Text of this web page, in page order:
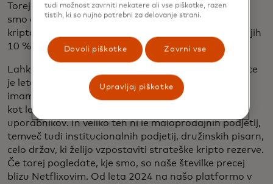
Torej lahko trdimo, da smo še v zgodnji fazi, vendar
smo danes blizu 7 do 8-odstotne stopnje sprejetja
kriptovalut. Ko bomo dosegli to stopnjo, bo naslednjih
10 % prišlo hitro.
Lahko vam dam nekaj številk, ki to podpirajo. Binance
je leto 2024 začel s 170 milijoni uporabnikov. Danes
imamo 275 milijonov uporabnikov, torej smo v manj
kot letu in pol dodali več kot 100 milijonov
uporabnikov. In veliko teh ni le maloprodajnih podjetij,
temveč tudi institucionalnih podjetij, družinskih pisarn,
celo držav, ki želijo vzpostaviti strateške kripto rezerve.
Če torej pogledate, kje smo, so naše številke precej
blizu Netflixovim. Od leta 2024 na našo platformo v
tudi možnost zavrniti nekatere ali vse piškotke, razen
tistih, ki so nujno potrebni za delovanje strani.
Dovoli piškotke Zavrni vse
Upravljaj piškotke